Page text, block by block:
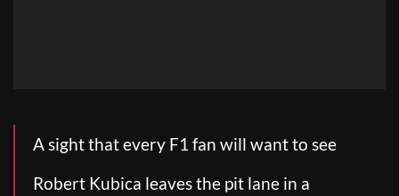
A sight that every F1 fan will want to see
Robert Kubica leaves the pit lane in a